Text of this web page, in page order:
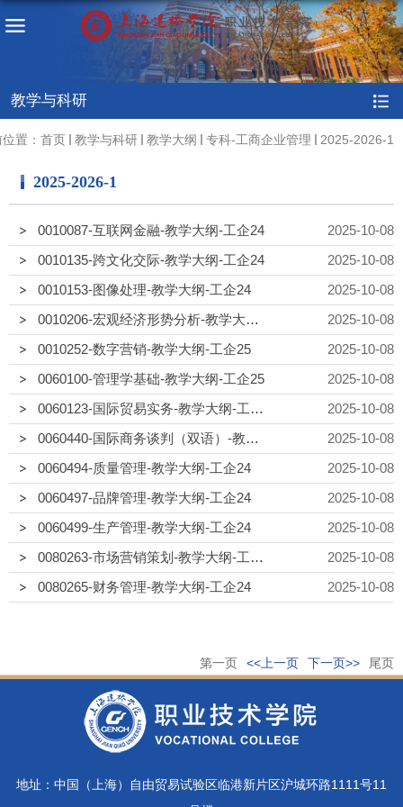
教学与科研
置： 首页 教学与科研 教学大纲 专科-工商企业管理 2025-2026-1
2025-2026-1
0010087-互联网金融-教学大纲-工企24
2025-10-08
0010135-跨文化交际-教学大纲-工企24
2025-10-08
0010153-图像处理-教学大纲-工企24
2025-10-08
0010206-宏观经济形势分析-教学大纲-工企25
2025-10-08
0010252-数字营销-教学大纲-工企25
2025-10-08
0060100-管理学基础-教学大纲-工企25
2025-10-08
0060123-国际贸易实务-教学大纲-工企24 25
2025-10-08
0060440-国际商务谈判（双语）-教学大纲-工企24
2025-10-08
0060494-质量管理-教学大纲-工企24
2025-10-08
0060497-品牌管理-教学大纲-工企24
2025-10-08
0060499-生产管理-教学大纲-工企24
2025-10-08
0080263-市场营销策划-教学大纲-工企24
2025-10-08
0080265-财务管理-教学大纲-工企24
2025-10-08
第一页 <<上一页 下一页>> 尾页
地址：中国（上海）自由贸易试验区临港新片区沪城环路1111号11